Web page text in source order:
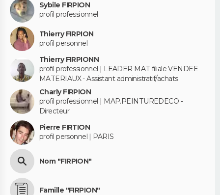
Sybile FIRPION
profil professionnel
Thierry FIRPION
profil personnel
Thierry FIRPIONN
profil professionnel | LEADER MAT filiale VENDEE
MATERIAUX - Assistant administratif/achats
Charly FIRPION
profil professionnel | MAP.PEINTUREDECO -
Directeur
Pierre FIRTION
profil personnel | PARIS
Nom "FIRPION"
Famille "FIRPION"